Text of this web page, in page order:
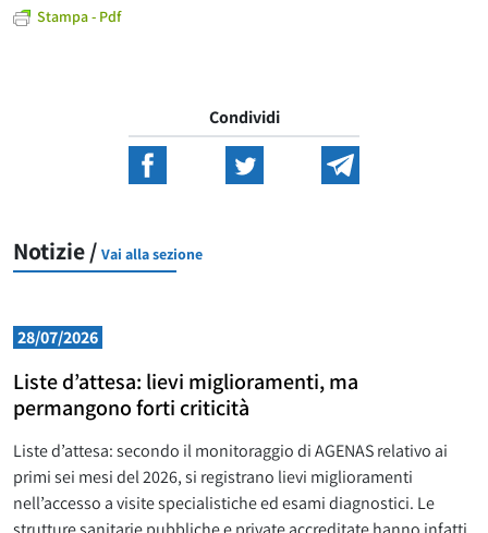
Stampa - Pdf
Condividi
Notizie / Vai alla sezione
28/07/2026
Liste d’attesa: lievi miglioramenti, ma
permangono forti criticità
Liste d’attesa: secondo il monitoraggio di AGENAS relativo ai
primi sei mesi del 2026, si registrano lievi miglioramenti
nell’accesso a visite specialistiche ed esami diagnostici. Le